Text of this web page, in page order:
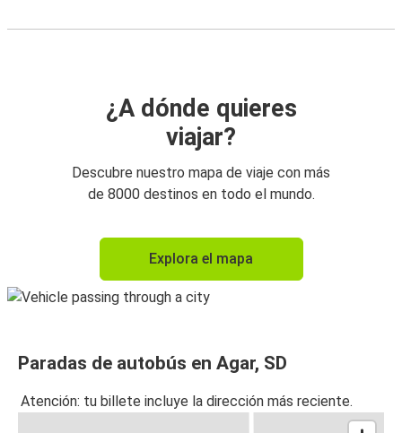
¿A dónde quieres
viajar?
Descubre nuestro mapa de viaje con más
de 8000 destinos en todo el mundo.
Explora el mapa
Paradas de autobús en Agar, SD
Atención: tu billete incluye la dirección más reciente.